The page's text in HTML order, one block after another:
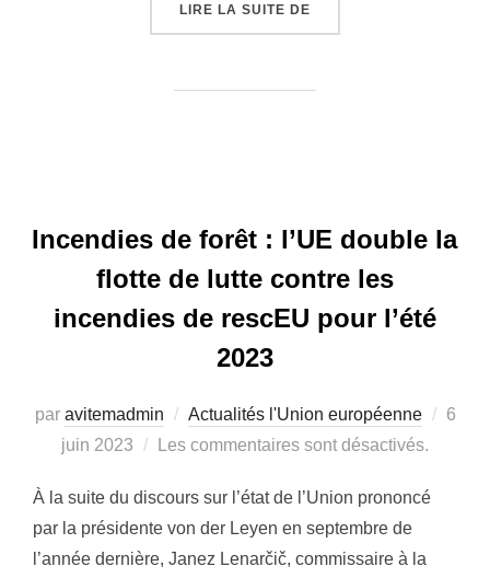
LIRE LA SUITE DE
Incendies de forêt : l’UE double la
flotte de lutte contre les
incendies de rescEU pour l’été
2023
par avitemadmin Actualités l'Union européenne
6
juin 2023
Les commentaires sont désactivés.
À la suite du discours sur l’état de l’Union prononcé
par la présidente von der Leyen en septembre de
l’année dernière, Janez Lenarčič, commissaire à la